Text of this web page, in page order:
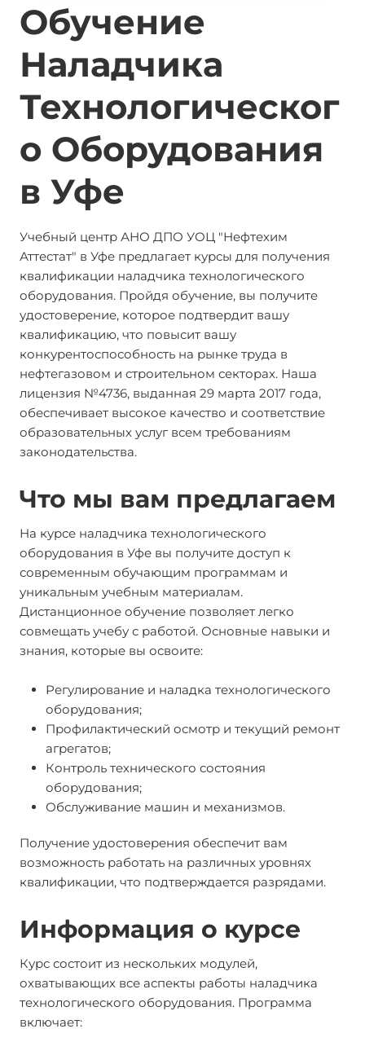
Обучение
Наладчика
Технологическог
о Оборудования
в Уфе
Учебный центр АНО ДПО УОЦ "Нефтехим
Аттестат" в Уфе предлагает курсы для получения
квалификации наладчика технологического
оборудования. Пройдя обучение, вы получите
удостоверение, которое подтвердит вашу
квалификацию, что повысит вашу
конкурентоспособность на рынке труда в
нефтегазовом и строительном секторах. Наша
лицензия №4736, выданная 29 марта 2017 года,
обеспечивает высокое качество и соответствие
образовательных услуг всем требованиям
законодательства.
Что мы вам предлагаем
На курсе наладчика технологического
оборудования в Уфе вы получите доступ к
современным обучающим программам и
уникальным учебным материалам.
Дистанционное обучение позволяет легко
совмещать учебу с работой. Основные навыки и
знания, которые вы освоите:
Регулирование и наладка технологического
оборудования;
Профилактический осмотр и текущий ремонт
агрегатов;
Контроль технического состояния
оборудования;
Обслуживание машин и механизмов.
Получение удостоверения обеспечит вам
возможность работать на различных уровнях
квалификации, что подтверждается разрядами.
Информация о курсе
Курс состоит из нескольких модулей,
охватывающих все аспекты работы наладчика
технологического оборудования. Программа
включает: